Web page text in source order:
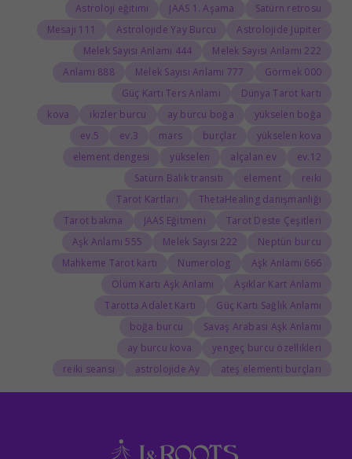
Satürn retrosu
JAAS 1. Aşama
Astroloji eğitimi
Astrolojide Jüpiter
Astrolojide Yay Burcu
111 Mesajı
222 Melek Sayısı Anlamı
444 Melek Sayısı Anlamı
000 Görmek
777 Melek Sayısı Anlamı
888 Anlamı
Dünya Tarot kartı
Güç Kartı Ters Anlamı
yükselen boğa
ay burcu boğa
ikizler burcu
kova
yükselen kova
burçlar
mars
3.ev
5.ev
12.ev
alçalan ev
yükselen
element dengesi
reiki
element
Satürn Balık transiti
ThetaHealing danışmanlığı
Tarot Kartları
Tarot Deste Çeşitleri
JAAS Eğitmeni
Tarot bakma
Neptün burcu
222 Melek Sayısı
555 Aşk Anlamı
666 Aşk Anlamı
Numerolog
Mahkeme Tarot kartı
Aşıklar Kart Anlamı
Ölüm Kartı Aşk Anlamı
Güç Kartı Sağlık Anlamı
Tarotta Adalet Kartı
Savaş Arabası Aşk Anlamı
boğa burcu
yengeç burcu özellikleri
ay burcu kova
ateş elementi burçları
astrolojide Ay
reiki seansı
astrolog
Doğum Haritasında Mars
Tarolog
777 Görmek
888 Manevi Anlamı